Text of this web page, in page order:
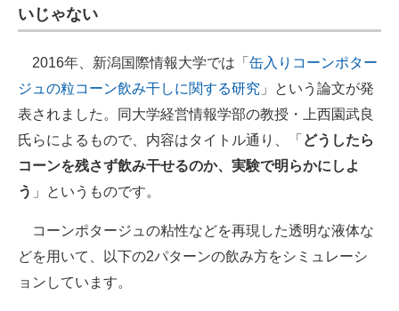
電子設計の基本と応用
エネルギーの専門メディア
建設×テクノロジーの最前線
ちょっと気になるネットの話題
いじゃない
2016年、新潟国際情報大学では「 缶入りコーンポター
ジュの粒コーン飲み干しに関する研究 」という論文が発
表されました。同大学経営情報学部の教授・上西園武良
氏らによるもので、内容はタイトル通り、「 どうしたら
コーンを残さず飲み干せるのか、実験で明らかにしよ
う 」というものです。
コーンポタージュの粘性などを再現した透明な液体な
どを用いて、以下の2パターンの飲み方をシミュレーシ
ョンしています。